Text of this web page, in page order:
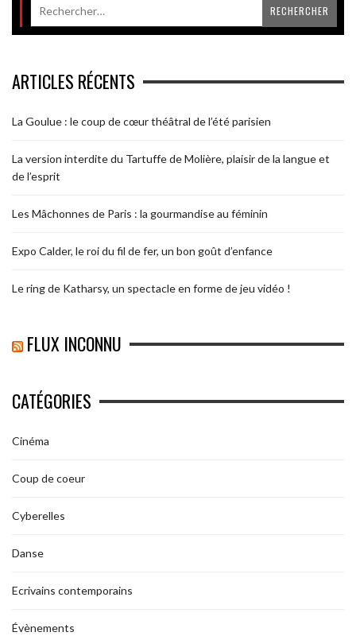
ARTICLES RÉCENTS
La Goulue : le coup de cœur théâtral de l’été parisien
La version interdite du Tartuffe de Molière, plaisir de la langue et
de l’esprit
Les Mâchonnes de Paris : la gourmandise au féminin
Expo Calder, le roi du fil de fer, un bon goût d’enfance
Le ring de Katharsy, un spectacle en forme de jeu vidéo !
FLUX INCONNU
CATÉGORIES
Cinéma
Coup de coeur
Cyberelles
Danse
Ecrivains contemporains
Évènements